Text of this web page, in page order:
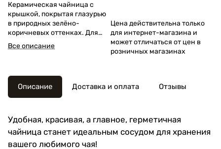
Керамическая чайница с
крышкой, покрытая глазурью
в природных зелёно-
коричневых оттенках. Для
хранения листового чая.
Все описание
Цена действительна только
для интернет-магазина и
может отличаться от цен в
розничных магазинах
Описание Доставка и оплата Отзывы
Удобная, красивая, а главное, герметичная
чайница станет идеальным сосудом для хранения
вашего любимого чая!